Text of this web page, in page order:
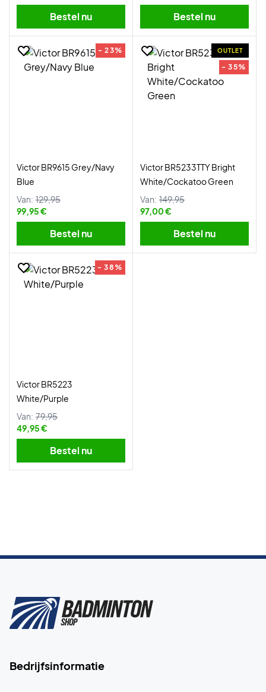
Bestel nu Bestel nu
- 23%
Victor BR9615 Grey/Navy
Blue
Van: 129,95
99,95 €
Bestel nu
OUTLET
- 35%
Victor BR5233TTY Bright
White/Cockatoo Green
Van: 149,95
97,00 €
Bestel nu
- 38%
Victor BR5223
White/Purple
Van: 79,95
49,95 €
Bestel nu
Bedrijfsinformatie